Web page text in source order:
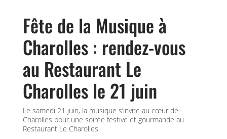
Fête de la Musique à
Charolles : rendez-vous
au Restaurant Le
Charolles le 21 juin
Le samedi 21 juin, la musique s’invite au cœur de
Charolles pour une soirée festive et gourmande au
Restaurant Le Charolles.